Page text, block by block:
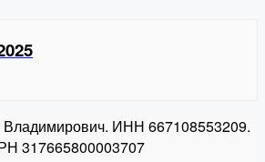
ИНН 667108553209.
317665800003707